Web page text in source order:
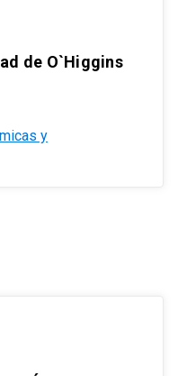
de O`Higgins
y